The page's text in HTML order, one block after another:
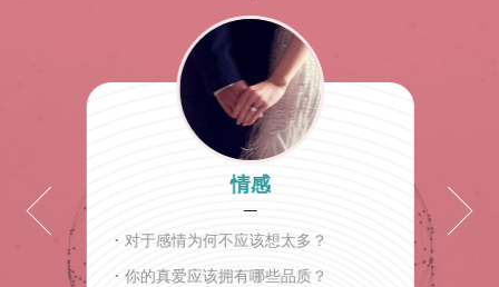
情感
· 对于感情为何不应该想太多？
· 你的真爱应该拥有哪些品质？